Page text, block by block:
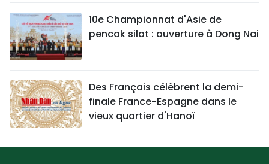
10e Championnat d'Asie de
pencak silat : ouverture à Dong Nai
Des Français célèbrent la demi-
finale France-Espagne dans le
vieux quartier d'Hanoï